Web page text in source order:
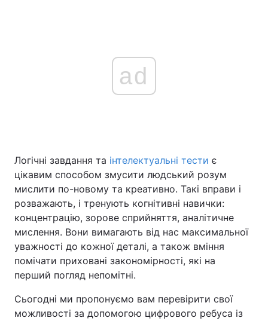
Головна Війна
Україна Політика
Економіка Світ
Спорт Наука
Техно і зв'язок
Зброя Інциденти
ad
Логічні завдання та інтелектуальні тести є
цікавим способом змусити людський розум
мислити по-новому та креативно. Такі вправи і
розважають, і тренують когнітивні навички:
концентрацію, зорове сприйняття, аналітичне
мислення. Вони вимагають від нас максимальної
уважності до кожної деталі, а також вміння
помічати приховані закономірності, які на
перший погляд непомітні.
Сьогодні ми пропонуємо вам перевірити свої
можливості за допомогою цифрового ребуса із